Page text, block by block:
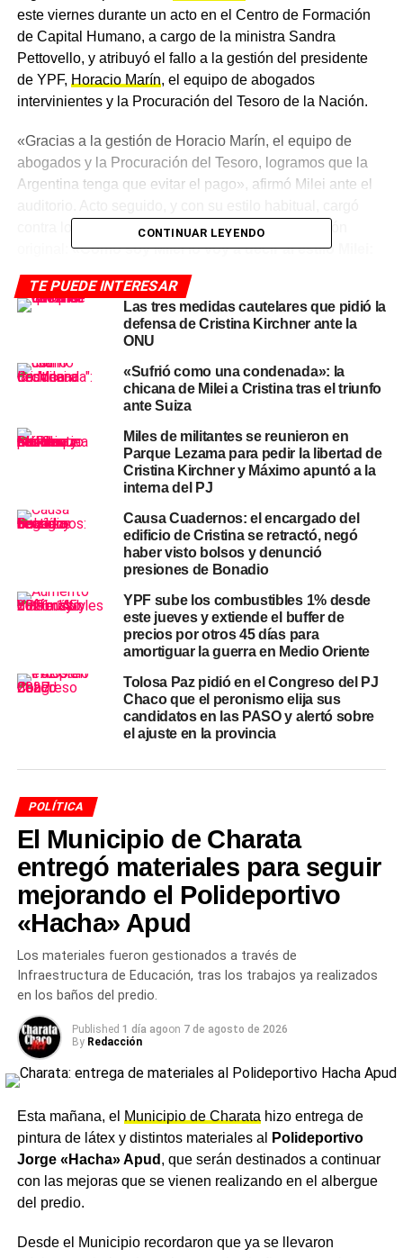
este viernes durante un acto en el Centro de Formación
de Capital Humano, a cargo de la ministra Sandra
Pettovello, y atribuyó el fallo a la gestión del presidente
de YPF, Horacio Marín, el equipo de abogados
intervinientes y la Procuración del Tesoro de la Nación.
«Gracias a la gestión de Horacio Marín, el equipo de
abogados y la Procuración del Tesoro, logramos que la
Argentina tenga que evitar el pago», afirmó Milei ante el
contra los responsables políticos de la expropiación
original:«Como soy Milei lo voy a decir al estilo Milei:
inútil, imbécil, incompetente de Kicillof y la corrupta y
presidiaria de Cristina Kirchner», disparó el
El origen del juicio: la
expropiación de 2012
El litigio tiene su origen en la expropiación del 51% de las
acciones de YPF dispuesta en 2012 por el gobierno de
como viceministro de Economía y fue uno de los artífices
de la operación. El grupo Petersen y el fondo Eton Park
iniciaron acciones legales en tribunales de Nueva York
que obligaban a realizar una oferta pública de
adquisición a todos los accionistas ante un cambio de
La sentencia original había condenado a la Argentina a
US$16.100 millones en concepto de daños, cifra
que con intereses trepaba a los US$18.000 millones al
Estado argentino en su historia y había generado un
riesgo latente sobre las reservas y el acceso al
financiamiento externo.
El impacto fiscal y financiero del
fallo por YPF Argentina
La eliminación de esa deuda judicial tiene consecuencias
directas sobre las cuentas públicas y la percepción de
Una obligación de US$18.000 millones
equivale a más del 3% del PBI argentino
eliminación del pasivo contingente del Estado mejora el
perfil financiero del país en un momento en que el
Gobierno busca recuperar acceso a los mercados de
capitales internacionales.
LaProcuración del Tesoro de la Nación, organismo
encargado de la defensa jurídica del Estado en litigios
internacionales, fue central en la estrategia que derivó en
logros jurídicos más significativos de la gestión Milei en
CONTINUAR LEYENDO
TE PUEDE INTERESAR
Las tres medidas cautelares que pidió la
defensa de Cristina Kirchner ante la
ONU
«Sufrió como una condenada»: la
chicana de Milei a Cristina tras el triunfo
ante Suiza
Miles de militantes se reunieron en
Parque Lezama para pedir la libertad de
Cristina Kirchner y Máximo apuntó a la
interna del PJ
Causa Cuadernos: el encargado del
edificio de Cristina se retractó, negó
haber visto bolsos y denunció
presiones de Bonadio
YPF sube los combustibles 1% desde
este jueves y extiende el buffer de
precios por otros 45 días para
amortiguar la guerra en Medio Oriente
Tolosa Paz pidió en el Congreso del PJ
Chaco que el peronismo elija sus
candidatos en las PASO y alertó sobre
el ajuste en la provincia
POLÍTICA
El Municipio de Charata
entregó materiales para seguir
mejorando el Polideportivo
«Hacha» Apud
Los materiales fueron gestionados a través de
Infraestructura de Educación, tras los trabajos ya realizados
en los baños del predio.
Published 1 día agoon 7 de agosto de 2026
By Redacción
Esta mañana, el Municipio de Charata hizo entrega de
pintura de látex y distintos materiales al
Polideportivo
Jorge «Hacha» Apud , que serán destinados a continuar
con las mejoras que se vienen realizando en el albergue
del predio.
Desde el Municipio recordaron que ya se llevaron